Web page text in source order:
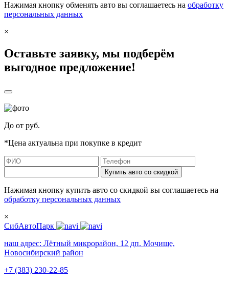
Нажимая кнопку обменять авто вы соглашаетесь на обработку
персональных данных
×
Оставьте заявку, мы подберём
выгодное предложение!
До от руб.
*Цена актуальна при покупке в кредит
Купить авто со скидкой
Нажимая кнопку купить авто со скидкой вы соглашаетесь на
обработку персональных данных
×
СибАвтоПарк
наш адрес: Лётный микрорайон, 12 дп. Мочище,
Новосибирский район
+7 (383) 230-22-85